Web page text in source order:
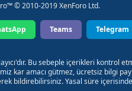
© 2010-2019 XenForo Ltd.
Teams Telegram
Bu sebeple içerikleri kontrol
kar amacı gütmez, ücretsiz bilgi
bildirebilirsiniz. Yasal süre